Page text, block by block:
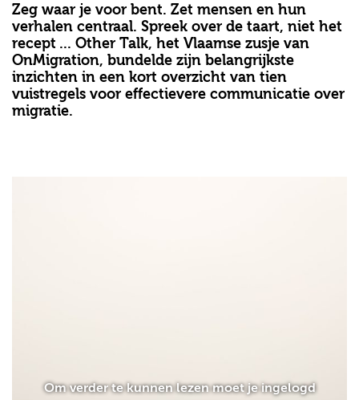
Zeg waar je voor bent. Zet mensen en hun
verhalen centraal. Spreek over de taart, niet het
recept ... Other Talk, het Vlaamse zusje van
OnMigration, bundelde zijn belangrijkste
inzichten in een kort overzicht van tien
vuistregels voor effectievere communicatie over
migratie.
Om verder te kunnen lezen moet je ingelogd